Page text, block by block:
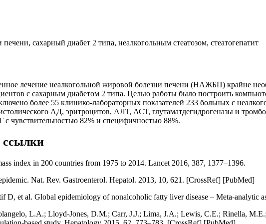
сахарный диабет 2 типа, неалкогольным стеатозом, стеатогепатит
лечение неалкогольной жировой болезни печени (НАЖБП) крайне
с сахарным диабетом 2 типа. Целью работы было построить
более 55 клинико-лабораторных показателей 233 больных с
АД, эритроцитов, АЛТ, АСТ, глутаматдегидрогеназы и
чувствительностью 82% и специфичностью 88%.
ссылки
index in 200 countries from 1975 to 2014. Lancet 2016, 387, 1377–1396.
Nat. Rev. Gastroenterol. Hepatol. 2013, 10, 621. [CrossRef] [PubMed]
et al. Global epidemiology of nonalcoholic fatty liver disease – Meta-analytic
L.A.; Lloyd-Jones, D.M.; Carr, J.J.; Lima, J.A.; Lewis, C.E.; Rinella,